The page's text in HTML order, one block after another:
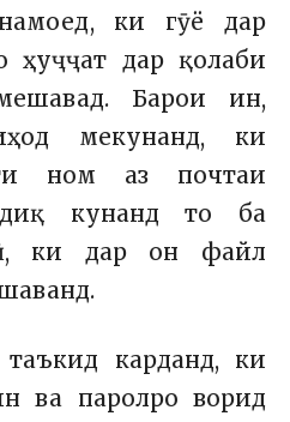
ки гӯё дар
ҳуҷҷат дар қолаби
Барои ин,
мекунанд, ки
ном аз почтаи
кунанд то ба
ки дар он файл
карданд, ки
ва паролро ворид